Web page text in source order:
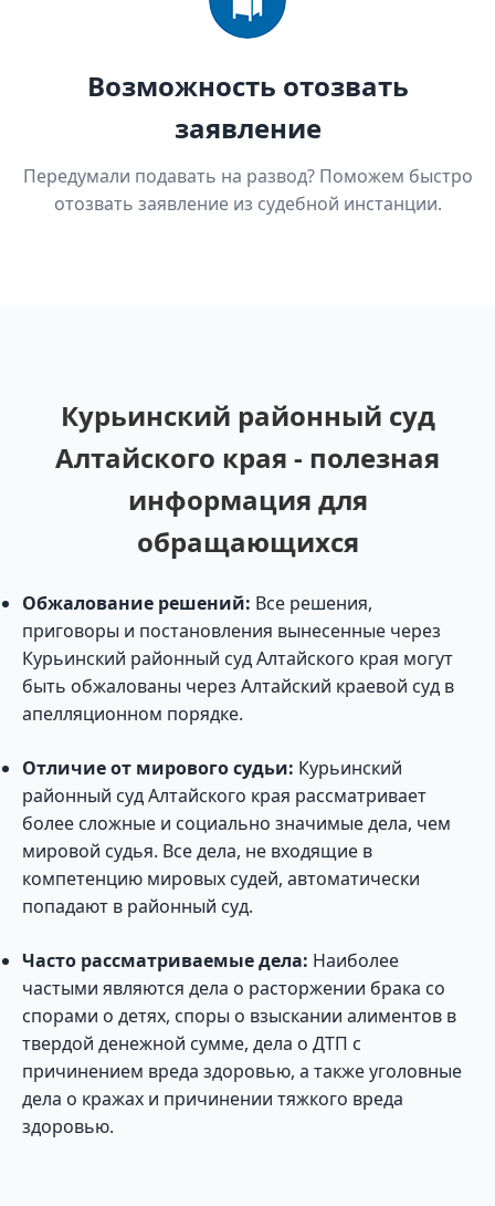
Возможность отозвать
заявление
Передумали подавать на развод? Поможем быстро
отозвать заявление из судебной инстанции.
Курьинский районный суд
Алтайского края - полезная
информация для
обращающихся
Обжалование решений: Все решения,
приговоры и постановления вынесенные через
Курьинский районный суд Алтайского края могут
быть обжалованы через Алтайский краевой суд в
апелляционном порядке.
Отличие от мирового судьи: Курьинский
районный суд Алтайского края рассматривает
более сложные и социально значимые дела, чем
мировой судья. Все дела, не входящие в
компетенцию мировых судей, автоматически
попадают в районный суд.
Часто рассматриваемые дела: Наиболее
частыми являются дела о расторжении брака со
спорами о детях, споры о взыскании алиментов в
твердой денежной сумме, дела о ДТП с
причинением вреда здоровью, а также уголовные
дела о кражах и причинении тяжкого вреда
здоровью.